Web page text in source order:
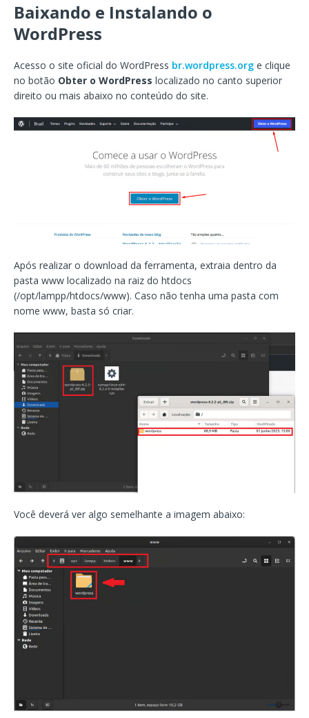
Baixando e Instalando o
WordPress
Acesso o site oficial do WordPress br.wordpress.org e clique
no botão Obter o WordPress localizado no canto superior
direito ou mais abaixo no conteúdo do site.
Após realizar o download da ferramenta, extraia dentro da
pasta www localizado na raiz do htdocs
(/opt/lampp/htdocs/www). Caso não tenha uma pasta com
nome www, basta só criar.
Você deverá ver algo semelhante a imagem abaixo: